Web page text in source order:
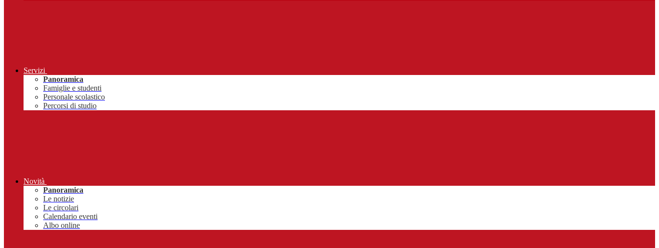
Servizi
Panoramica
Famiglie e studenti
Personale scolastico
Percorsi di studio
Novità
Panoramica
Le notizie
Le circolari
Calendario eventi
Albo online